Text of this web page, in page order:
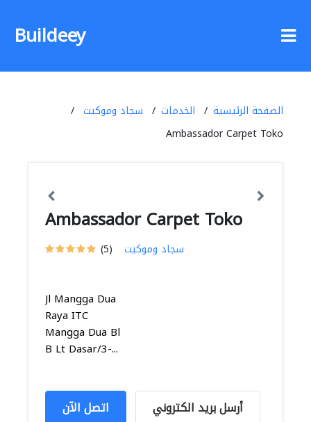
Buildeey
الصفحة الرئيسية الخدمات
سجاد وموكيت
Ambassador Carpet Toko
Ambassador Carpet Toko
(5) سجاد وموكيت
Jl Mangga Dua
Raya ITC
Mangga Dua Bl
B Lt Dasar/3-...
اتصل الآن أرسل بريد الكتروني